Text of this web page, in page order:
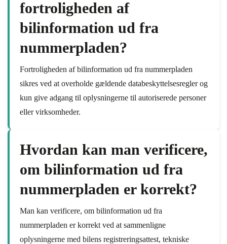
fortroligheden af
bilinformation ud fra
nummerpladen?
Fortroligheden af bilinformation ud fra nummerpladen
sikres ved at overholde gældende databeskyttelsesregler og
kun give adgang til oplysningerne til autoriserede personer
eller virksomheder.
Hvordan kan man verificere,
om bilinformation ud fra
nummerpladen er korrekt?
Man kan verificere, om bilinformation ud fra
nummerpladen er korrekt ved at sammenligne
oplysningerne med bilens registreringsattest, tekniske